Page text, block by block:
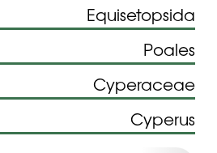
Equisetopsida
Poales
Cyperaceae
Cyperus